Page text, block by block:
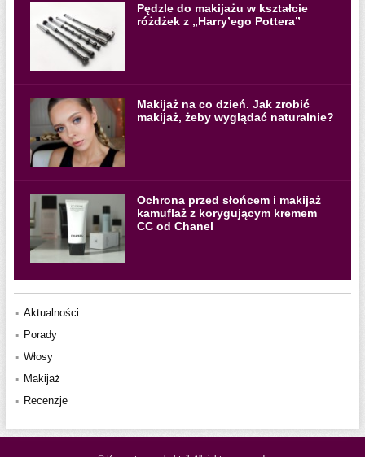
Pędzle do makijażu w kształcie
różdżek z „Harry’ego Pottera”
Makijaż na co dzień. Jak zrobić
makijaż, żeby wyglądać naturalnie?
Ochrona przed słońcem i makijaż
kamuflaż z korygującym kremem
CC od Chanel
Aktualności
Porady
Włosy
Makijaż
Recenzje